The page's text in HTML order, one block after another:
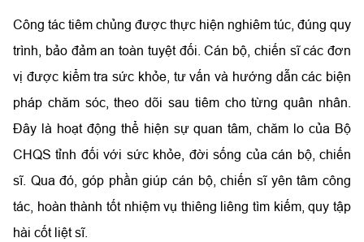
Công tác tiêm chủng được thực hiện nghiêm túc, đúng quy
trình, bảo đảm an toàn tuyệt đối. Cán bộ, chiến sĩ các đơn
vị được kiểm tra sức khỏe, tư vấn và hướng dẫn các biện
pháp chăm sóc, theo dõi sau tiêm cho từng quân nhân.
Đây là hoạt động thể hiện sự quan tâm, chăm lo của Bộ
CHQS tỉnh đối với sức khỏe, đời sống của cán bộ, chiến
sĩ. Qua đó, góp phần giúp cán bộ, chiến sĩ yên tâm công
tác, hoàn thành tốt nhiệm vụ thiêng liêng tìm kiếm, quy tập
hài cốt liệt sĩ.